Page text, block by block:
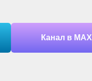
Канал в МАХ